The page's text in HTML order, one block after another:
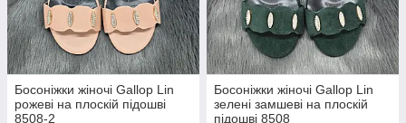
Босоніжки жіночі Gallop Lin
рожеві на плоскій підошві
8508-2
Босоніжки жіночі Gallop Lin
зелені замшеві на плоскій
підошві 8508